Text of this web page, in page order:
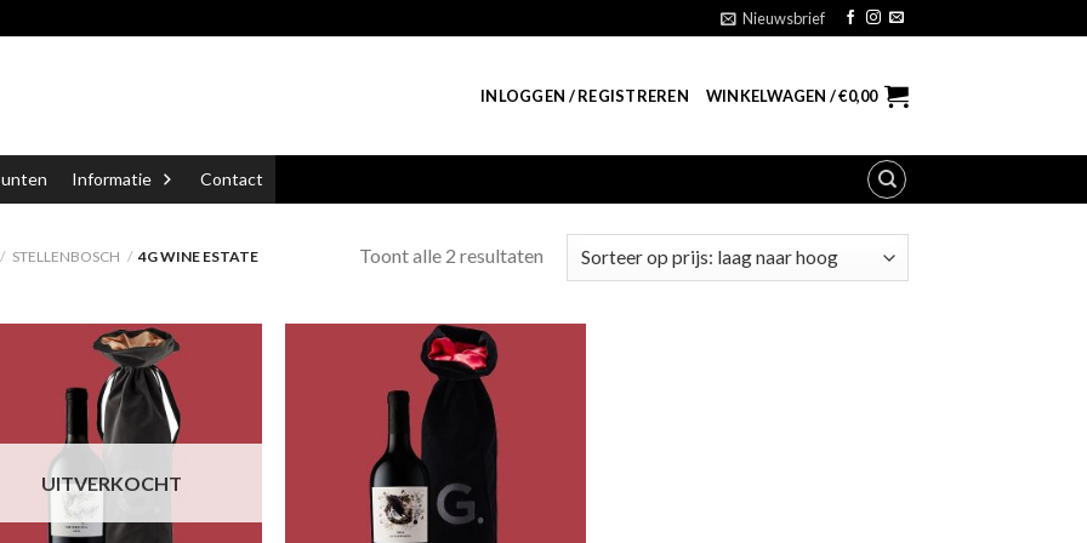
Nieuwsbrief
INLOGGEN / REGISTREREN WINKELWAGEN /€0,00
Informatie Contact
/ STELLENBOSCH / 4G WINE ESTATE Toont alle 2 resultaten
UITVERKOCHT